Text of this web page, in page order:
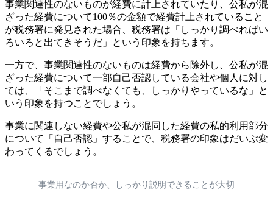
事業関連性のないものが経費に計上されていたり、公私が混
ざった経費について100％の金額で経費計上されていること
が税務署に発見された場合、税務署は「しっかり調べればい
ろいろと出てきそうだ」という印象を持ちます。
一方で、事業関連性のないものは経費から除外し、公私が混
ざった経費について一部自己否認している会社や個人に対し
ては、「そこまで調べなくても、しっかりやっているな」と
いう印象を持つことでしょう。
事業に関連しない経費や公私が混同した経費の私的利用部分
について「自己否認」することで、税務署の印象はだいぶ変
わってくるでしょう。
事業用なのか否か、しっかり説明できることが大切